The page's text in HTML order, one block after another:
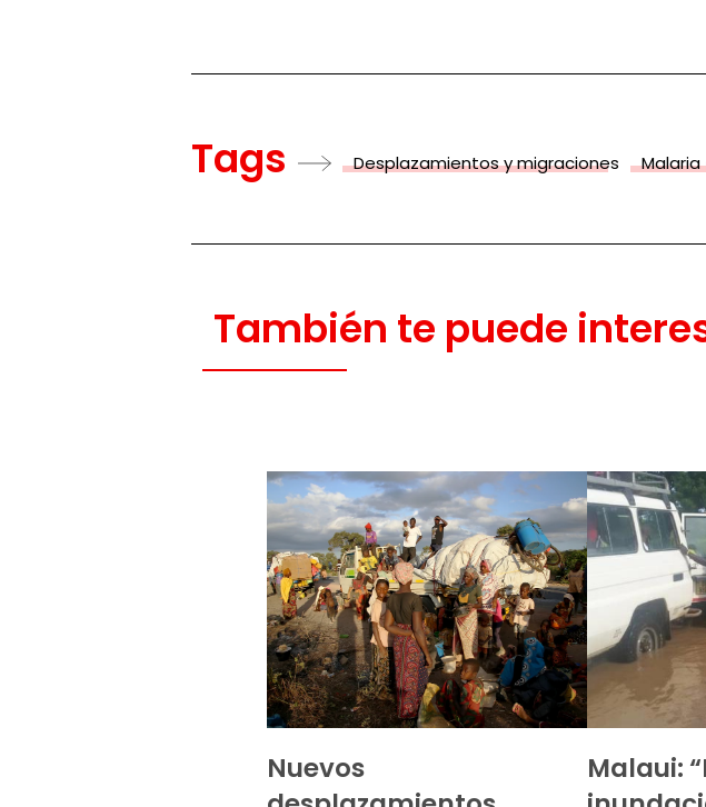
Tags Desplazamientos y migraciones
También te puede
Nuevos
Malaui: